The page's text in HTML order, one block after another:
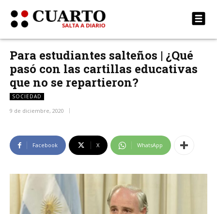
Para estudiantes salteños | ¿Qué
pasó con las cartillas educativas
que no se repartieron?
SOCIEDAD
9 de diciembre, 2020
Facebook X WhatsApp